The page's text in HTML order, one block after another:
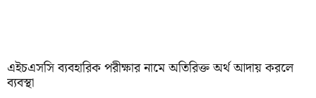
এইচএসসি ব্যবহারিক পরীক্ষার নামে অতিরিক্ত অর্থ আদায় করলে
ব্যবস্থা